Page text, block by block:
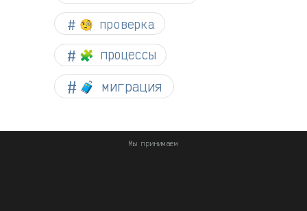
🧐 проверка
🧩 процессы
🧳 миграция
Мы принимаем